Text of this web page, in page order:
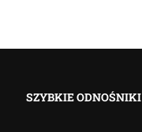
SZYBKIE ODNOŚNIKI